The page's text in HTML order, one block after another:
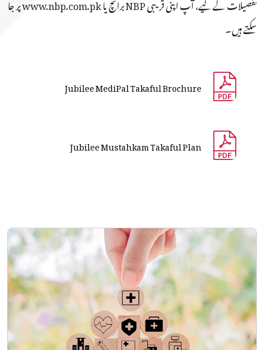
سکتے ہیں۔
Jubilee MediPal Takaful Brochure
Jubilee Mustahkam Takaful Plan